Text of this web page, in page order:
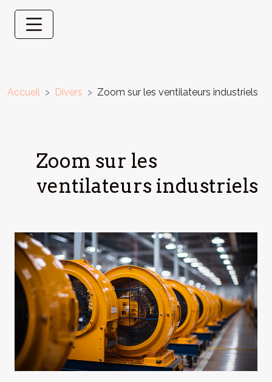
Accueil Divers Zoom sur les ventilateurs industriels
Zoom sur les
ventilateurs industriels